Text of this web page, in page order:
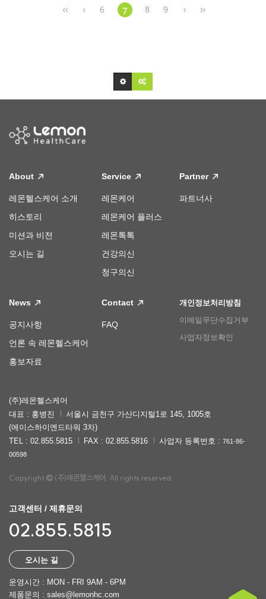
6 7 8 9
About
레몬헬스케어 소개
히스토리
미션과 비전
오시는 길
Service
레몬케어
레몬케어 플러스
레몬톡톡
건강의신
청구의신
Partner
파트너사
News
공지사항
언론 속 레몬헬스케어
홍보자료
Contact
FAQ
개인정보처리방침
이메일무단수집거부
사업자정보확인
(주)레몬헬스케어
대표 : 홍병진
서울시 금천구 가산디지털1로 145, 1005호
(에이스하이엔드타워 3차)
TEL : 02.855.5815
FAX : 02.855.5816 사업자 등록번호 : 761-86-
00598
Copyright (주)레몬헬스케어. All rights reserved.
고객센터 / 제휴문의
02.855.5815
오시는 길
운영시간 : MON - FRI 9AM - 6PM
제품문의 : sales@lemonhc.com